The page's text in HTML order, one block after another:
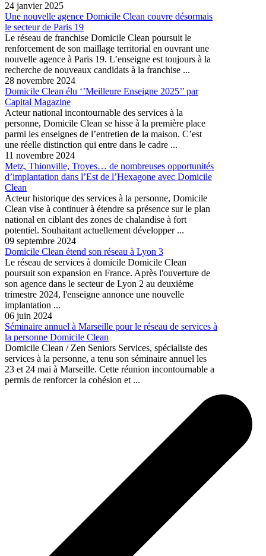
24 janvier 2025
Une nouvelle agence Domicile Clean couvre désormais
le secteur de Paris 19
Le réseau de franchise Domicile Clean poursuit le
renforcement de son maillage territorial en ouvrant une
nouvelle agence à Paris 19. L’enseigne est toujours à la
recherche de nouveaux candidats à la franchise ...
28 novembre 2024
Domicile Clean élu ‘’Meilleure Enseigne 2025’’ par
Capital Magazine
Acteur national incontournable des services à la
personne, Domicile Clean se hisse à la première place
parmi les enseignes de l’entretien de la maison. C’est
une réelle distinction qui entre dans le cadre ...
11 novembre 2024
Metz, Thionville, Troyes… de nombreuses opportunités
d’implantation dans l’Est de l’Hexagone avec Domicile
Clean
Acteur historique des services à la personne, Domicile
Clean vise à continuer à étendre sa présence sur le plan
national en ciblant des zones de chalandise à fort
potentiel. Souhaitant actuellement développer ...
09 septembre 2024
Domicile Clean étend son réseau à Lyon 3
Le réseau de services à domicile Domicile Clean
poursuit son expansion en France. Après l'ouverture de
son agence dans le secteur de Lyon 2 au deuxième
trimestre 2024, l'enseigne annonce une nouvelle
implantation ...
06 juin 2024
Séminaire annuel à Marseille pour le réseau de services à
la personne Domicile Clean
Domicile Clean / Zen Seniors Services, spécialiste des
services à la personne, a tenu son séminaire annuel les
23 et 24 mai à Marseille. Cette réunion incontournable a
permis de renforcer la cohésion et ...